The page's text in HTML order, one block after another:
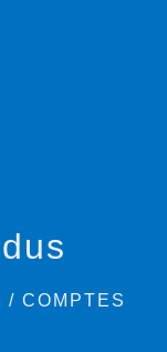
/ COMPTES